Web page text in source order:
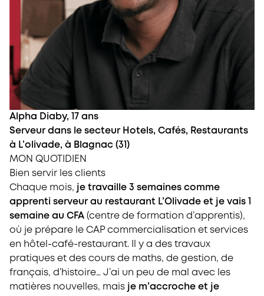
Alpha Diaby, 17 ans
Serveur dans le secteur Hotels, Cafés, Restaurants
à L’olivade, à Blagnac (31)
MON QUOTIDIEN
Bien servir les clients
Chaque mois, je travaille 3 semaines comme
apprenti serveur au restaurant L’Olivade et je vais 1
semaine au CFA (centre de formation d’apprentis),
où je prépare le CAP commercialisation et services
en hôtel-café-restaurant. Il y a des travaux
pratiques et des cours de maths, de gestion, de
français, d’histoire… J’ai un peu de mal avec les
matières nouvelles, mais je m’accroche et je